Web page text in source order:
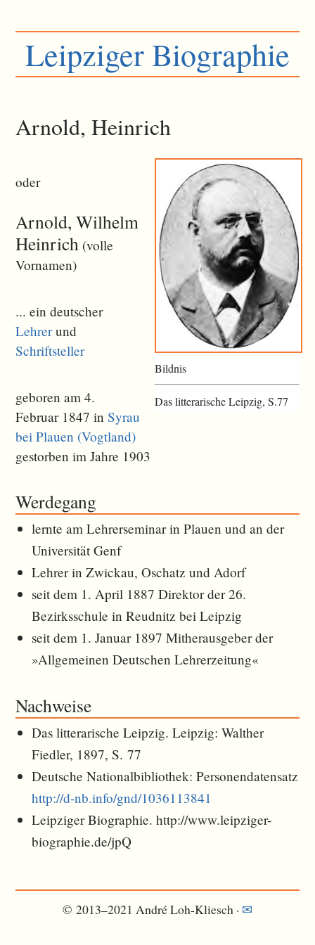
Leipziger Biographie
Arnold, Heinrich
Bildnis
Das litterarische Leipzig, S.77
oder
Arnold, Wilhelm
Heinrich (volle
Vornamen)
... ein deutscher
Lehrerund
Schriftsteller
geboren am 4.
Februar 1847 inSyrau
bei Plauen (Vogtland)
gestorben im Jahre 1903
Werdegang
lernte am Lehrerseminar in Plauen und an der
Universität Genf
Lehrer in Zwickau, Oschatz und Adorf
seit dem 1. April 1887 Direktor der 26.
Bezirksschule in Reudnitz bei Leipzig
seit dem 1. Januar 1897 Mitherausgeber der
»Allgemeinen Deutschen Lehrerzeitung«
Nachweise
Das litterarische Leipzig. Leipzig: Walther
Fiedler, 1897, S. 77
Deutsche Nationalbibliothek: Personendatensatz
http://d-nb.info/gnd/1036113841
Leipziger Biographie. http://www.leipziger-
biographie.de/jpQ
© 2013–2021 André Loh-Kliesch · ✉︎